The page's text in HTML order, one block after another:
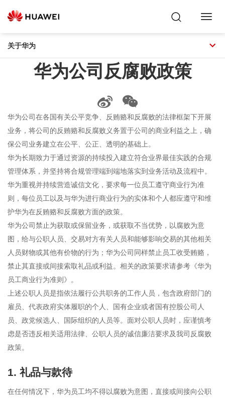
关于华为
华为公司反腐败政策
华为公司在各国有关公平竞争、反贿赂和反腐败的法律框架下开展
业务，将公司的反贿赂和反腐败义务置于公司的商业利益之上，确
保公司业务建立在公平、公正、透明的基础上。
华为长期致力于通过资源的持续投入建立符合业界最佳实践的合规
管理体系，并坚持将合规管理端到端地落实到业务活动及流程中。
华为重视并持续营造诚信文化，要求每一位员工遵守商业行为准
则，每位员工以及与华为进行商业行为的实体和个人都应遵守和维
护华为在反贿赂和反腐败方面的政策。
华为公司禁止为获取或保留业务，或获取不当优势，以腐败为意
图，给与公职人员、交易对方有关人员和能够影响交易的其他相关
人员财物或其他有价物的行为；华为公司同样禁止员工收受贿赂，
禁止其直接或间接索取礼品或利益。相关的政策要求请参考《华为
员工商业行为准则》。
上述公职人员是指依法履行公共职务的工作人员，包含政府部门的
雇员、代表政府实体履职的个人、国有企业或者国有控股公司人
员、政党候选人、国际组织的人员等。面对公职人员时，应谨慎考
虑是否违反相关适用法律、公职人员的诚信廉洁要求及我司反腐败
政策。
1. 礼品与款待
在任何情况下，华为员工均不得以腐败为意图，直接或间接向公职